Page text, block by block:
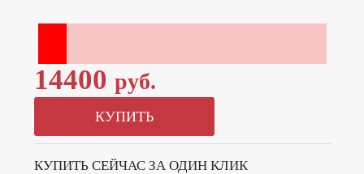
14400 руб.
КУПИТЬ
КУПИТЬ СЕЙЧАС ЗА ОДИН КЛИК